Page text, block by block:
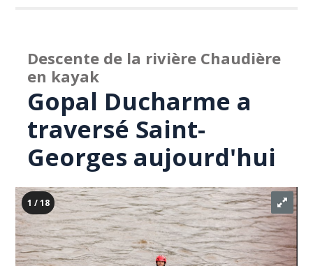
Descente de la rivière Chaudière
en kayak
Gopal Ducharme a
traversé Saint-
Georges aujourd'hui
1 / 18